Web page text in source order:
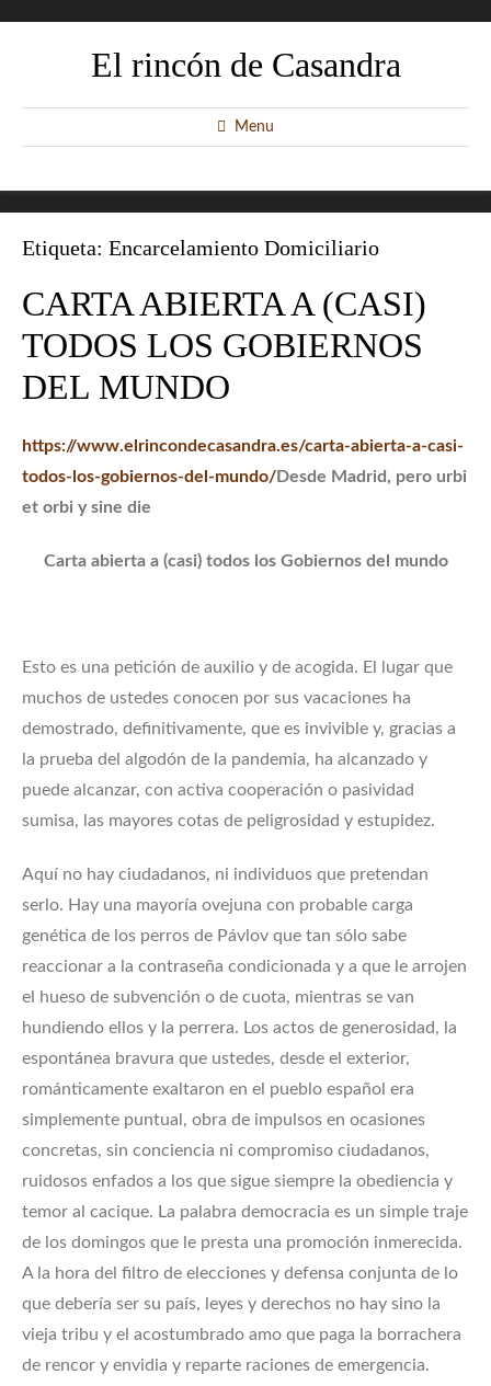
El rincón de Casandra
Menu
Etiqueta: Encarcelamiento Domiciliario
CARTA ABIERTA A (CASI)
TODOS LOS GOBIERNOS
DEL MUNDO
https://www.elrincondecasandra.es/carta-abierta-a-casi-
todos-los-gobiernos-del-mundo/Desde Madrid, pero urbi
et orbi y sine die
Carta abierta a (casi) todos los Gobiernos del mundo
Esto es una petición de auxilio y de acogida. El lugar que
muchos de ustedes conocen por sus vacaciones ha
demostrado, definitivamente, que es invivible y, gracias a
la prueba del algodón de la pandemia, ha alcanzado y
puede alcanzar, con activa cooperación o pasividad
sumisa, las mayores cotas de peligrosidad y estupidez.
Aquí no hay ciudadanos, ni individuos que pretendan
serlo. Hay una mayoría ovejuna con probable carga
genética de los perros de Pávlov que tan sólo sabe
reaccionar a la contraseña condicionada y a que le arrojen
el hueso de subvención o de cuota, mientras se van
hundiendo ellos y la perrera. Los actos de generosidad, la
espontánea bravura que ustedes, desde el exterior,
románticamente exaltaron en el pueblo español era
simplemente puntual, obra de impulsos en ocasiones
concretas, sin conciencia ni compromiso ciudadanos,
ruidosos enfados a los que sigue siempre la obediencia y
temor al cacique. La palabra democracia es un simple traje
de los domingos que le presta una promoción inmerecida.
A la hora del filtro de elecciones y defensa conjunta de lo
que debería ser su país, leyes y derechos no hay sino la
vieja tribu y el acostumbrado amo que paga la borrachera
de rencor y envidia y reparte raciones de emergencia.